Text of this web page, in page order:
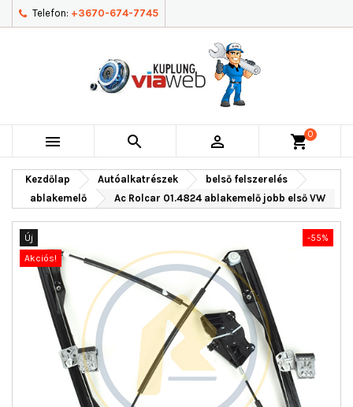
Telefon: +3670-674-7745
   shopping_cart0
Kezdőlap Autóalkatrészek
belső felszerelés
ablakemelő
Ac Rolcar 01.4824 ablakemelő jobb első VW
Új
-55%
Akciós!